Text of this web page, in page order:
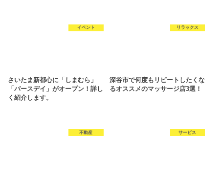
イベント
さいたま新都心に「しまむら」
「バースデイ」がオープン！詳し
く紹介します。
リラックス
深谷市で何度もリピートしたくな
るオススメのマッサージ店3選！
不動産 サービス